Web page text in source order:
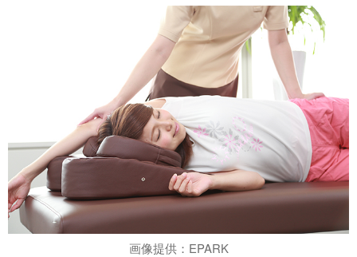
画像提供：EPARK